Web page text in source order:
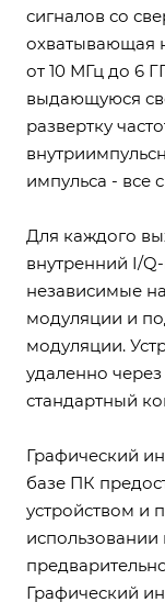
сигналов со
охватывающая
от 10 МГц до 6
выдающуюся
развертку
импульса - все
Для каждого
внутренний I/
независимые
модуляции и
модуляции.
удаленно
стандартный
Графический
базе ПК
устройством и
использовании
Графический